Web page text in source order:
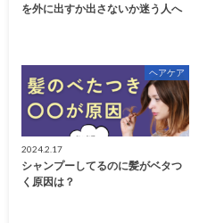
を外に出すか出さないか迷う人へ
ヘアケア
2024.2.17
シャンプーしてるのに髪がベタつ
く原因は？